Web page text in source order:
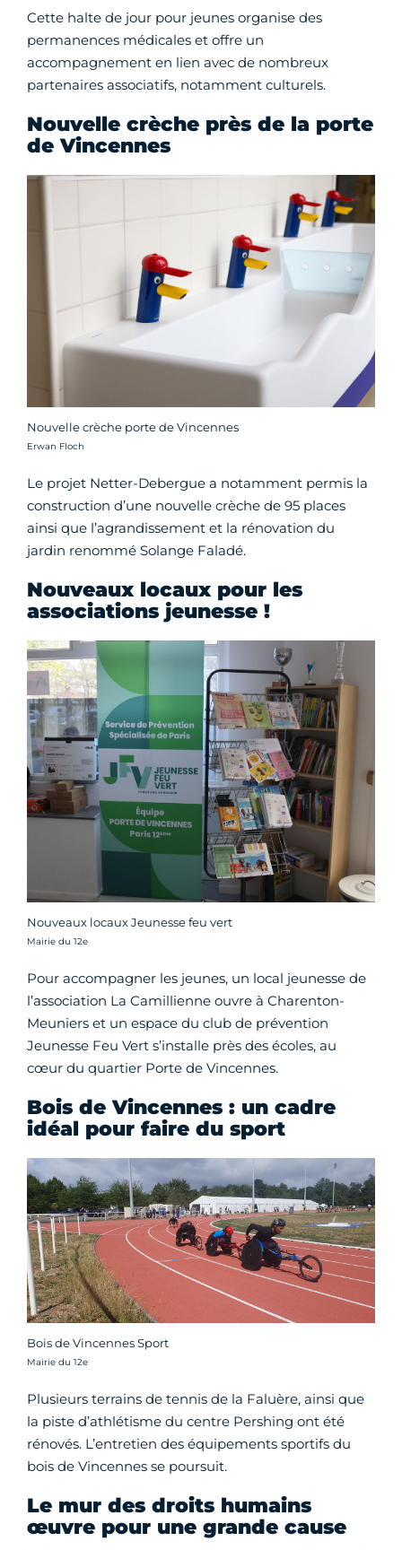
Cette halte de jour pour jeunes organise des
permanences médicales et offre un
accompagnement en lien avec de nombreux
partenaires associatifs, notamment culturels.
Nouvelle crèche près de la porte
de Vincennes
Nouvelle crèche porte de Vincennes
Crédit photo :
Erwan Floch
Le projet Netter-Debergue a notamment permis la
construction d’une nouvelle crèche de 95 places
ainsi que l’agrandissement et la rénovation du
jardin renommé Solange Faladé.
Nouveaux locaux pour les
associations jeunesse !
Nouveaux locaux Jeunesse feu vert
Crédit photo :
Mairie du 12e
Pour accompagner les jeunes, un local jeunesse de
l’association La Camillienne ouvre à Charenton-
Meuniers et un espace du club de prévention
Jeunesse Feu Vert s’installe près des écoles, au
cœur du quartier Porte de Vincennes.
Bois de Vincennes : un cadre
idéal pour faire du sport
Bois de Vincennes Sport
Crédit photo :
Mairie du 12e
Plusieurs terrains de tennis de la Faluère, ainsi que
la piste d’athlétisme du centre Pershing ont été
rénovés. L’entretien des équipements sportifs du
bois de Vincennes se poursuit.
Le mur des droits humains
œuvre pour une grande cause